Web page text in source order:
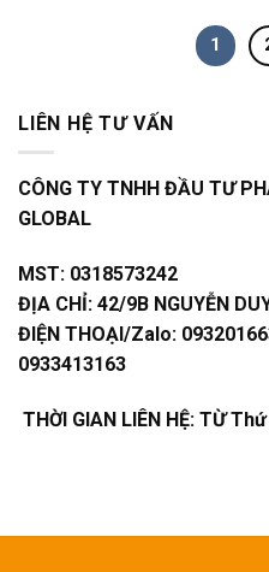
1
LIÊN HỆ TƯ VẤN
CÔNG TY TNHH ĐẦU TƯ
GLOBAL
MST: 0318573242
ĐỊA CHỈ: 42/9B NGUYỄN
ĐIỆN THOẠI/Zalo:
0933413163
THỜI GIAN LIÊN HỆ: TỪ